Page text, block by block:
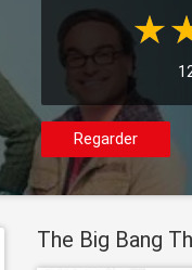
Regarder
The Big Bang